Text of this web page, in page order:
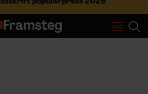
populärpress 2025
Prenumerera